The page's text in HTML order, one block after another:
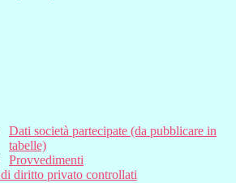
Dati società partecipate (da pubblicare in
tabelle)
Provvedimenti
diritto privato controllati